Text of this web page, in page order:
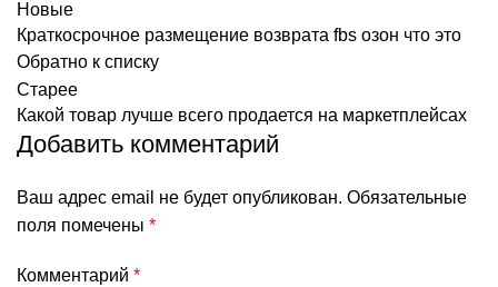
Новые
Краткосрочное размещение возврата fbs озон что это
Обратно к списку
Старее
Какой товар лучше всего продается на маркетплейсах
Добавить комментарий
Ваш адрес email не будет опубликован. Обязательные
поля помечены *
Комментарий *